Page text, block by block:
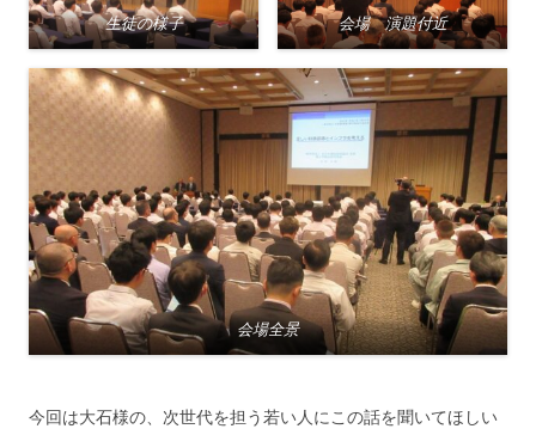
生徒の様子 会場 演題付近
会場全景
今回は大石様の、次世代を担う若い人にこの話を聞いてほしい